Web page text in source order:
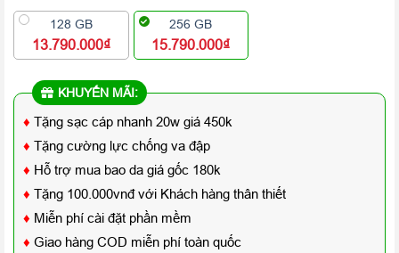
128 GB
13.790.000₫
256 GB
15.790.000₫
KHUYẾN MÃI:
♦ Tặng sạc cáp nhanh 20w giá 450k
♦ Tặng cường lực chống va đập
♦ Hỗ trợ mua bao da giá gốc 180k
♦ Tặng 100.000vnđ với Khách hàng thân thiết
♦ Miễn phí cài đặt phần mềm
♦ Giao hàng COD miễn phí toàn quốc